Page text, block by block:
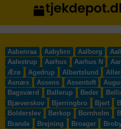
Aabenraa Aabybro Aalborg
Aalestrup
Aarhus Aarhus N
Ærø
Agedrup Albertslund
Asnæs
Assens Assentoft
Bagsværd
Ballerup Beder
Bjæverskov
Bjerringbro Bjert
Bolderslev
Børkop Bornholm
Brande
Brejning Broager